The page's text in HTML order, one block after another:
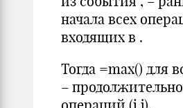
начала всех
входящих в .
Тогда =max() для
–